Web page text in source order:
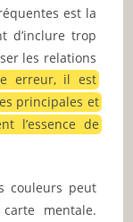
est la
d’inclure trop
les relations
erreur, il est
principales et
l’essence de
couleurs peut
mentale.